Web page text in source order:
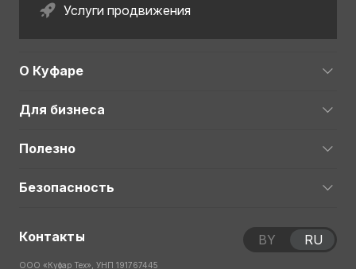
Услуги продвижения
О Куфаре
Для бизнеса
Полезно
Безопасность
Контакты
ООО «Куфар Тех», УНП 191767445
BY RU